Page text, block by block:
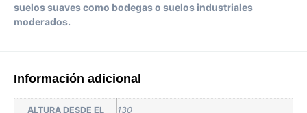
suelos suaves como bodegas o suelos industriales
moderados.
Información adicional
ALTURA DESDE EL
130